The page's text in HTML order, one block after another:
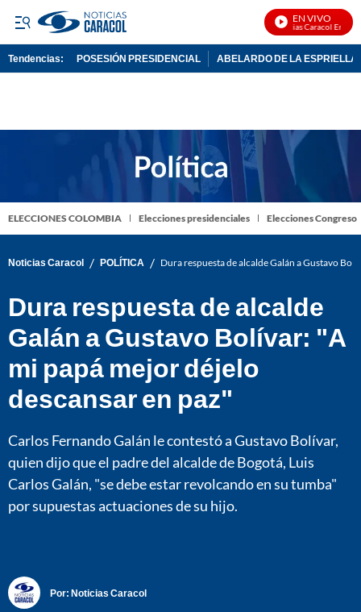
EN VIVO
Noticias Caracol En Vivo
Tendencias: POSESIÓN PRESIDENCIAL ABELARDO DE LA ESPRIELLA
ELECCIONES COLOMBIA Elecciones presidenciales Elecciones Congreso
Noticias Caracol / POLÍTICA / Dura respuesta de alcalde Galán a Gustavo
Dura respuesta de alcalde
Galán a Gustavo Bolívar: "A
mi papá mejor déjelo
descansar en paz"
Carlos Fernando Galán le contestó a Gustavo Bolívar,
quien dijo que el padre del alcalde de Bogotá, Luis
Carlos Galán, "se debe estar revolcando en su tumba"
por supuestas actuaciones de su hijo.
Por: Noticias Caracol